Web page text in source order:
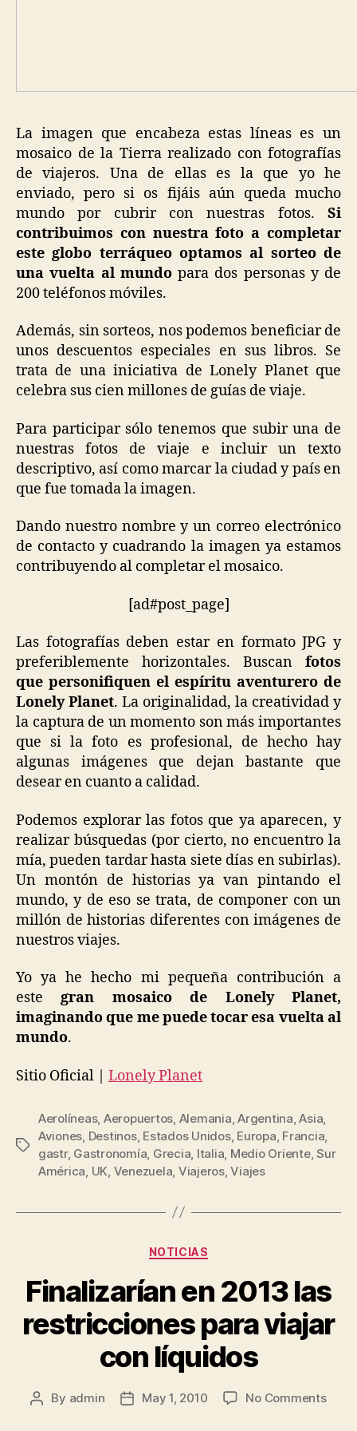
La imagen que encabeza estas líneas es un
mosaico de la Tierra realizado con fotografías
de viajeros. Una de ellas es la que yo he
enviado, pero si os fijáis aún queda mucho
mundo por cubrir con nuestras fotos. Si
contribuimos con nuestra foto a completar
este globo terráqueo optamos al sorteo de
una vuelta al mundopara dos personas y de
200 teléfonos móviles.
Además, sin sorteos, nos podemos beneficiar de
unos descuentos especiales en sus libros. Se
trata de una iniciativa de Lonely Planet que
celebra sus cien millones de guías de viaje.
Para participar sólo tenemos que subir una de
nuestras fotos de viaje e incluir un texto
descriptivo, así como marcar la ciudad y país en
que fue tomada la imagen.
Dando nuestro nombre y un correo electrónico
de contacto y cuadrando la imagen ya estamos
contribuyendo al completar el mosaico.
[ad#post_page]
Las fotografías deben estar en formato JPG y
preferiblemente horizontales. Buscan fotos
que personifiquen el espíritu aventurero de
Lonely Planet. La originalidad, la creatividad y
la captura de un momento son más importantes
que si la foto es profesional, de hecho hay
algunas imágenes que dejan bastante que
desear en cuanto a calidad.
Podemos explorar las fotos que ya aparecen, y
realizar búsquedas (por cierto, no encuentro la
mía, pueden tardar hasta siete días en subirlas).
Un montón de historias ya van pintando el
mundo, y de eso se trata, de componer con un
millón de historias diferentes con imágenes de
nuestros viajes.
Yo ya he hecho mi pequeña contribución a
estegran mosaico de Lonely Planet,
imaginando que me puede tocar esa vuelta al
mundo.
Sitio Oficial | Lonely Planet
Tags
Aerolíneas, Aeropuertos Alemania ,Argentina ,Asia
Aviones Destinos, Estados Unidos, Europa Francia
gastr, Gastronomía Grecia Italia Medio Oriente,Sur
América UK Venezuela Viajeros,Viajes
Categories
NOTICIAS
Finalizarían en 2013 las
restricciones para viajar
con líquidos
Post
By admin
PostMay 1, 2010 No Commentson